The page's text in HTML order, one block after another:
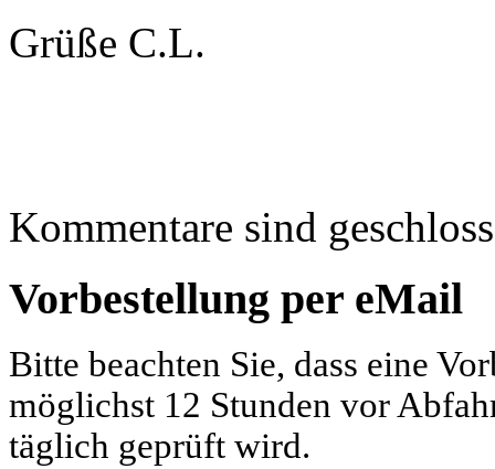
Grüße C.L.
Kommentare sind
Vorbestellung per eMail
Bitte beachten Sie, dass eine
möglichst 12 Stunden vor
täglich geprüft wird.